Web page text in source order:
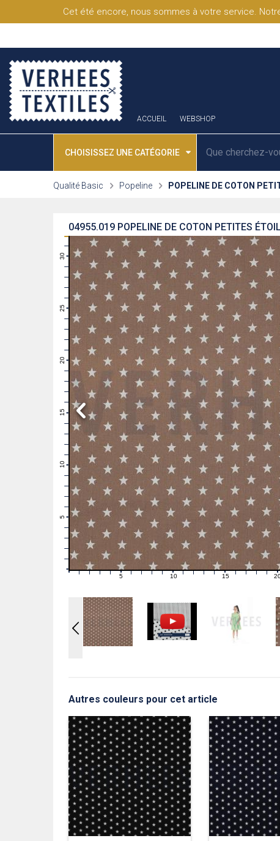
Cet été encore, nous sommes à votre service.
ACCUEIL WEBSHOP
CHOISISSEZ UNE CATÉGORIE
Qualité Basic Popeline POPELINE DE COTON
POPELINE DE COTON PETITES
04955.019
1
3
5
10
11
12
13
14
15
16
17
18
19
20
21
22
23
24
25
26
27
28
29
30
1 2 3 4 5 6 7 8 9 11 12 13 14 15 16 17 18 19 20
Autres couleurs pour cet article